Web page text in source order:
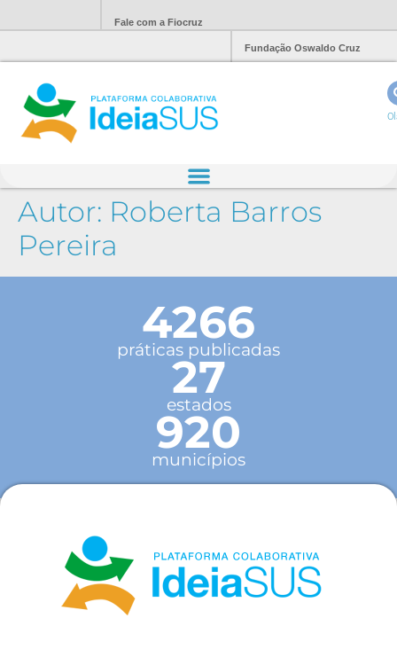
Fale com a Fiocruz
Fundação Oswaldo Cruz
Autor: Roberta Barros
Pereira
4266
práticas publicadas
27
estados
920
municípios